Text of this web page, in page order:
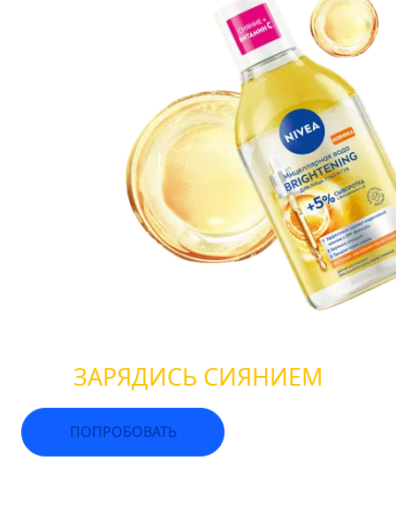
ЗАРЯДИСЬ СИЯНИЕМ
ПОПРОБОВАТЬ